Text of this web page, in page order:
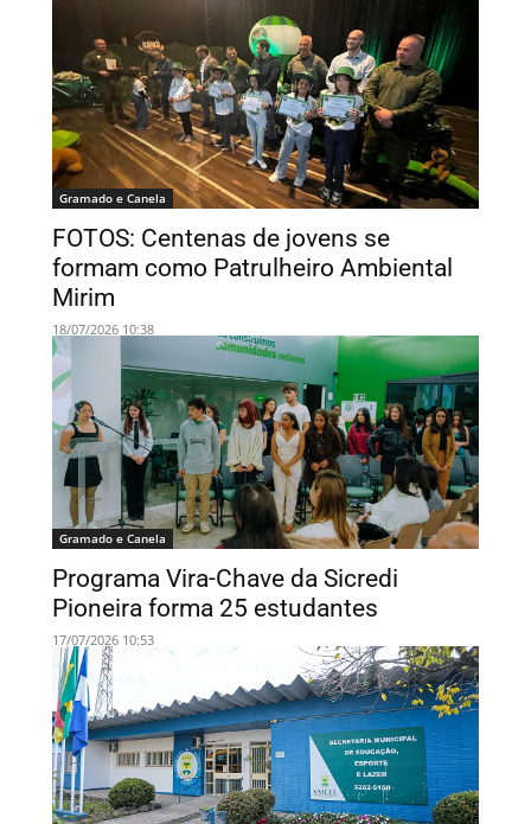
Gramado e Canela
FOTOS: Centenas de jovens se
formam como Patrulheiro Ambiental
Mirim
18/07/2026 10:38
Gramado e Canela
Programa Vira-Chave da Sicredi
Pioneira forma 25 estudantes
17/07/2026 10:53